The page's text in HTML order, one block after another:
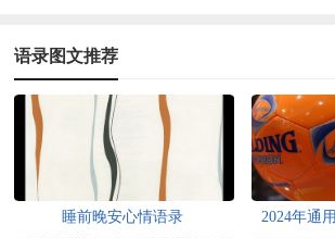
语录图文推荐
睡前晚安心情语录 2024年通